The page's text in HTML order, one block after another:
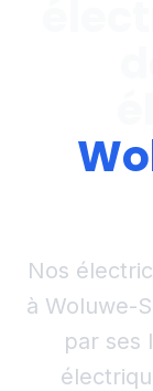
Nos
à Woluwe-
par ses